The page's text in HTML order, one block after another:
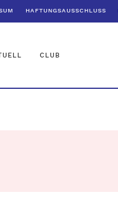
HAFTUNGSAUSSCHLUSS
CLUB